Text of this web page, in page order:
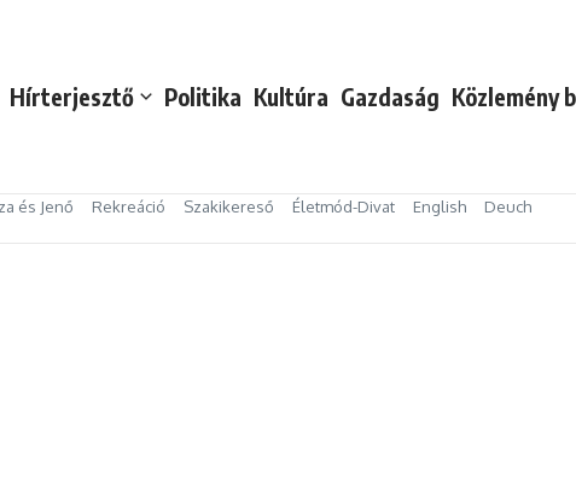
Hírterjesztő Politika Kultúra Gazdaság Közlemény
és Jenő Rekreáció Szakikereső Életmód-Divat English
Deuch